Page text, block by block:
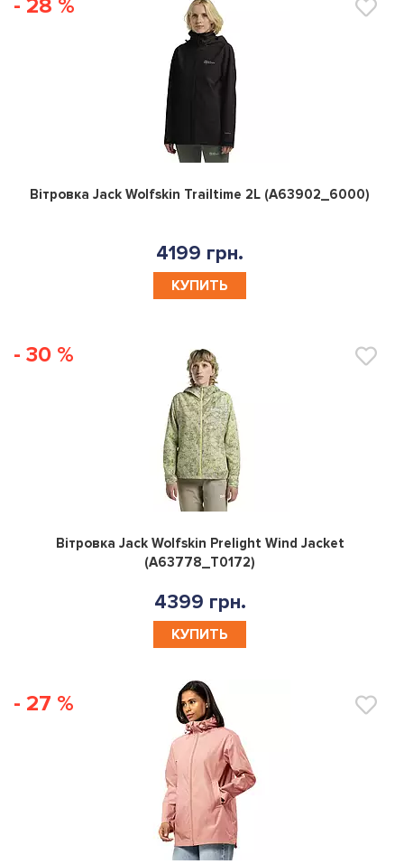
- 28 %
0
Вітровка Jack Wolfskin Trailtime 2L (A63902_6000)
4199 грн.
КУПИТЬ
- 30 %
0
Вітровка Jack Wolfskin Prelight Wind Jacket
(A63778_T0172)
4399 грн.
КУПИТЬ
- 27 %